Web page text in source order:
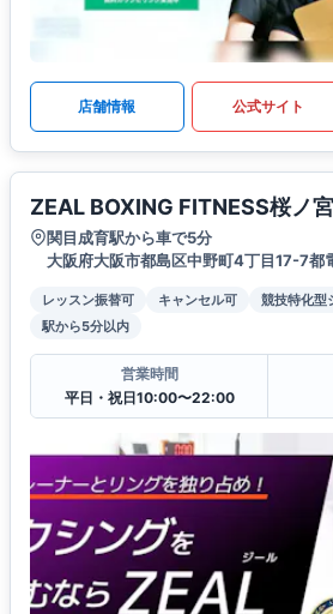
店舗情報 公式サイト
ZEAL BOXING FITNESS桜ノ
関目成育駅から車で5分
大阪府大阪市都島区中野町4丁目17-7都
レッスン振替可 キャンセル可 競技特化型
駅から5分以内
営業時間
平日・祝日10:00〜22:00